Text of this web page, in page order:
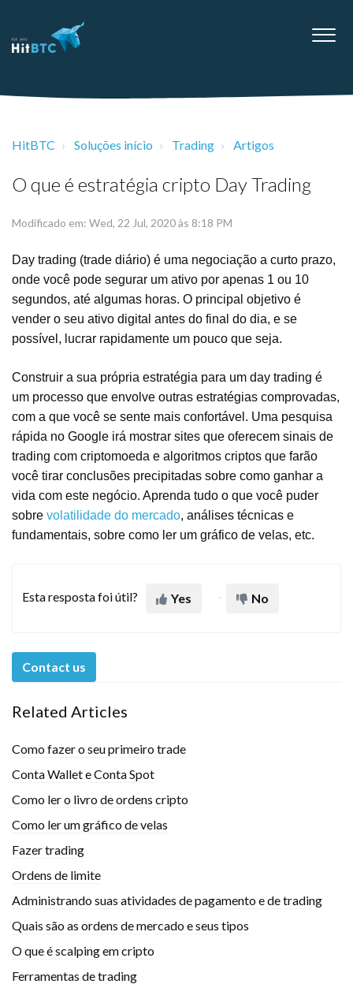
HitBTC Soluções início Trading Artigos
O que é estratégia cripto Day Trading
Modificado em: Wed, 22 Jul, 2020 às 8:18 PM
Day trading (trade diário) é uma negociação a curto prazo,
onde você pode segurar um ativo por apenas 1 ou 10
segundos, até algumas horas. O principal objetivo é
vender o seu ativo digital antes do final do dia, e se
possível, lucrar rapidamente um pouco que seja.
Construir a sua própria estratégia para um day trading é
um processo que envolve outras estratégias comprovadas,
com a que você se sente mais confortável. Uma pesquisa
rápida no Google irá mostrar sites que oferecem sinais de
trading com criptomoeda e algoritmos criptos que farão
você tirar conclusões precipitadas sobre como ganhar a
vida com este negócio. Aprenda tudo o que você puder
sobre volatilidade do mercado, análises técnicas e
fundamentais, sobre como ler um gráfico de velas, etc.
Esta resposta foi útil? Yes No
Contact us
Related Articles
Como fazer o seu primeiro trade
Conta Wallet e Conta Spot
Como ler o livro de ordens cripto
Como ler um gráfico de velas
Fazer trading
Ordens de limite
Administrando suas atividades de pagamento e de trading
Quais são as ordens de mercado e seus tipos
O que é scalping em cripto
Ferramentas de trading